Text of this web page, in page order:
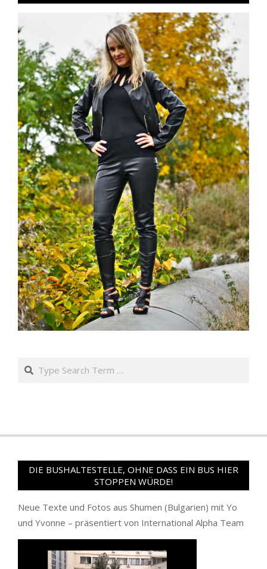
Search
DIE BUSHALTESTELLE, OHNE DASS EIN BUS HIER
STOPPEN WÜRDE!
Neue Texte und Fotos aus Shumen (Bulgarien) mit Yo
und Yvonne – präsentiert von International Alpha Team